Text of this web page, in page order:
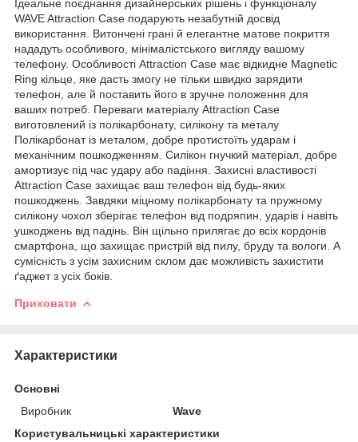
Ідеальне поєднання дизайнерських рішень і функціоналу
WAVE Attraction Case подарують незабутній досвід
використання. Витончені грані й елегантне матове покриття
нададуть особливого, мінімалістського вигляду вашому
телефону. Особливості Attraction Case має відкидне Magnetic
Ring кільце, яке дасть змогу не тільки швидко зарядити
телефон, але й поставить його в зручне положення для
ваших потреб. Переваги матеріалу Attraction Case
виготовлений із полікарбонату, силікону та металу
Полікарбонат із металом, добре протистоїть ударам і
механічним пошкодженням. Силікон гнучкий матеріал, добре
амортизує під час удару або падіння. Захисні властивості
Attraction Case захищає ваш телефон від будь-яких
пошкоджень. Завдяки міцному полікарбонату та пружному
силікону чохол зберігає телефон від подряпин, ударів і навіть
ушкоджень від падінь. Він щільно прилягає до всіх кордонів
смартфона, що захищає пристрій від пилу, бруду та вологи. А
сумісність з усім захисним склом дає можливість захистити
ґаджет з усіх боків.
Приховати
Характеристики
Основні
Виробник
Wave
Користувальницькі характеристики